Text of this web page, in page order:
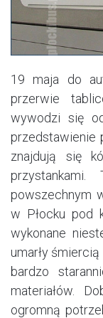
19 maja do
przerwie
wywodzi się
przedstawienie
znajdują się
powszechnym
w Płocku pod
wykonane
umarły
bardzo
materiałów.
ogromną